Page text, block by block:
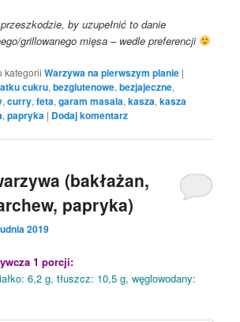
by uzupełnić to danie
grillowanego mięsa – wedle preferencji
kategorii Warzywa na pierwszym planie |
cukru,bezglutenowe,bezjajeczne,
,curry,feta,garam masala,kasza,kasza
,papryka | Dodaj komentarz
(bakłażan,
papryka)
2019
1 porcji:
6,2 g, tłuszcz: 10,5 g, węglowodany: